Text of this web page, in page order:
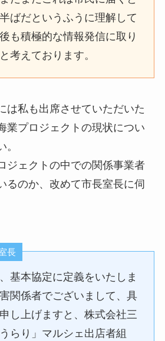
ばだというふうに理解して
も積極的な情報発信に取り
考えております。
は私も出席させていただいた
業プロジェクトの現状につい
ジェクトの中での関係事業者
るのか、改めて市長室長に伺
長
基本協定に定義をいたしま
関係者でございまして、具
し上げますと、株式会社三
らり」マルシェ出店者組